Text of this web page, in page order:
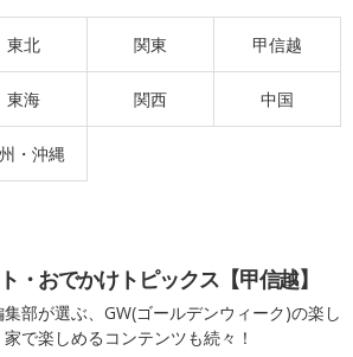
東北 関東 甲信越
東海 関西 中国
・沖縄
・おでかけトピックス【甲信越】
部が選ぶ、GW(ゴールデンウィーク)の楽し
で楽しめるコンテンツも続々！